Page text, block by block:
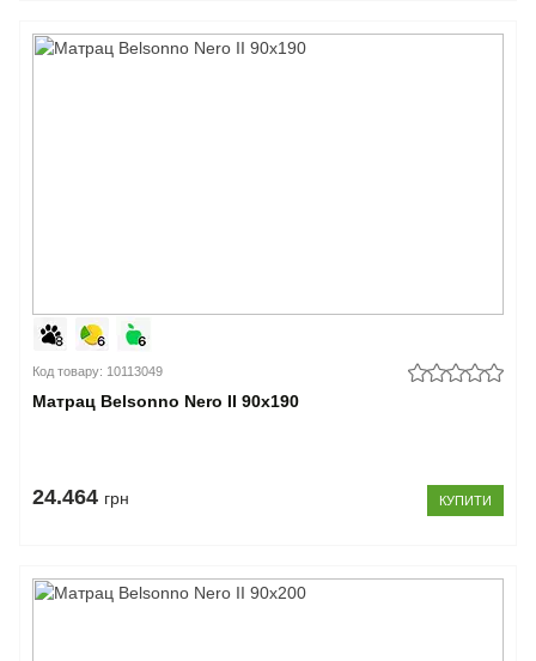
Код товару: 10113049
Матрац Belsonno Nero II 90x190
24.464 грн КУПИТИ